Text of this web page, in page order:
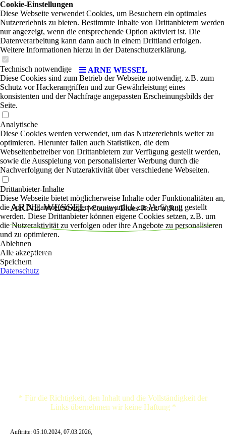
ARNE WESSEL
ARNE WESSEL| Country-Blues-Rock 'n' Roll
Blues, swingendem Country,bis hin zum mitreissendem Rock'n Roll
kommt hier nichts zu kurz. Mit Akustikgitarre, Looper und dezent
eigesetzten Effenkten schafft Arne es immer wieder einen vollen Sound
* Für die Richtigkeit, den Inhalt und die Vollständigkeit der
Links übernehmen wir keine Haftung *
Auftritte: 05.10.2024, 07.03.2026,
Cookie-Einstellungen
Diese Webseite verwendet Cookies, um Besuchern ein optimales
Nutzererlebnis zu bieten. Bestimmte Inhalte von Drittanbietern werden
nur angezeigt, wenn die entsprechende Option aktiviert ist. Die
Datenverarbeitung kann dann auch in einem Drittland erfolgen.
Weitere Informationen hierzu in der Datenschutzerklärung.
Technisch notwendige
Diese Cookies sind zum Betrieb der Webseite notwendig, z.B. zum
Schutz vor Hackerangriffen und zur Gewährleistung eines
konsistenten und der Nachfrage angepassten Erscheinungsbilds der
Seite.
Analytische
Diese Cookies werden verwendet, um das Nutzererlebnis weiter zu
optimieren. Hierunter fallen auch Statistiken, die dem
Webseitenbetreiber von Drittanbietern zur Verfügung gestellt werden,
sowie die Ausspielung von personalisierter Werbung durch die
Nachverfolgung der Nutzeraktivität über verschiedene Webseiten.
Drittanbieter-Inhalte
Diese Webseite bietet möglicherweise Inhalte oder Funktionalitäten an,
die von Drittanbietern eigenverantwortlich zur Verfügung gestellt
werden. Diese Drittanbieter können eigene Cookies setzen, z.B. um
die Nutzeraktivität zu verfolgen oder ihre Angebote zu personalisieren
und zu optimieren.
Ablehnen
Alle akzeptieren
Speichern
Datenschutz